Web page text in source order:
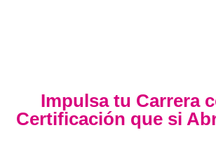
Impulsa tu Carrera
Certificación que si